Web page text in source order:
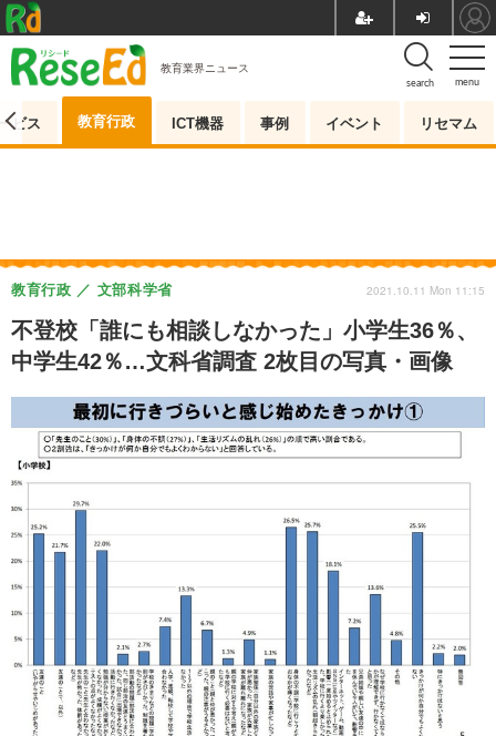
menu
search
教育業界ニュース
ビス 教育行政 ICT機器 事例 イベント リセマム
不登校「誰にも相談しなかった」小学生36％、
中学生42％…文科省調査 2枚目の写真・画像
教育行政 文部科学省 2021.10.11 Mon 11:15